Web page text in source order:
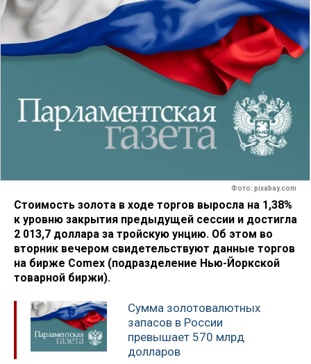
Фото: pixabay.com
Стоимость золота в ходе торгов выросла на 1,38%
к уровню закрытия предыдущей сессии и достигла
2 013,7 доллара за тройскую унцию. Об этом во
вторник вечером свидетельствуют данные торгов
на бирже Comex (подразделение Нью-Йоркской
товарной биржи).
Сумма золотовалютных
запасов в России
превышает 570 млрд
долларов